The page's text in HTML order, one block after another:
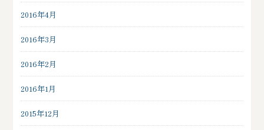
2016年4月
2016年3月
2016年2月
2016年1月
2015年12月